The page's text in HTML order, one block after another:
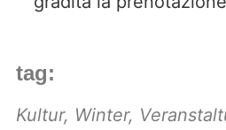
tag:
Kultur, Winter,